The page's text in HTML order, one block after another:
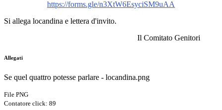
https://forms.gle/n3XtW6EsyciSM9uAA
Si allega locandina e lettera d'invito.
Il Comitato Genitori
Allegati
Se quel quattro potesse parlare - locandina.png
File PNG
Contatore click: 89